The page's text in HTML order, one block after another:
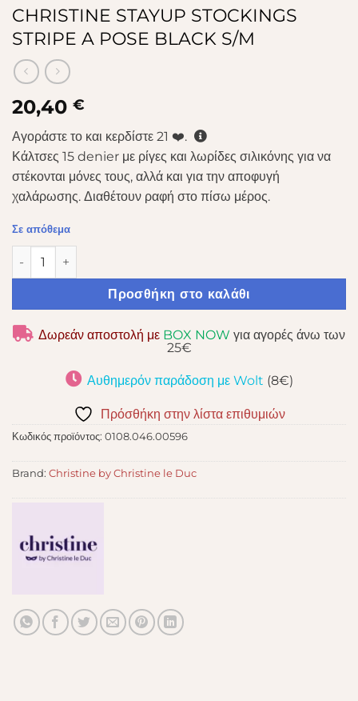
CHRISTINE STAYUP STOCKINGS
STRIPE A POSE BLACK S/M
20,40 €
Αγοράστε το και κερδίστε 21 ❤️.
Κάλτσες 15 denier με ρίγες και λωρίδες σιλικόνης για να
στέκονται μόνες τους, αλλά και για την αποφυγή
χαλάρωσης. Διαθέτουν ραφή στο πίσω μέρος.
Σε απόθεμα
CHRISTINE STAYUP STOCKINGS STRIPE A POSE BLACK S/
Προσθήκη στο καλάθι
Δωρεάν αποστολή με BOX NOW για αγορές άνω των
25€
Αυθημερόν παράδοση με Wolt (8€)
Πρόσθήκη στην λίστα επιθυμιών
Κωδικός προϊόντος: 0108.046.00596
Brand: Christine by Christine le Duc